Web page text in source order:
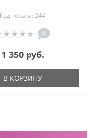
камня
Код товара: 244
0
1 350 руб.
В КОРЗИНУ